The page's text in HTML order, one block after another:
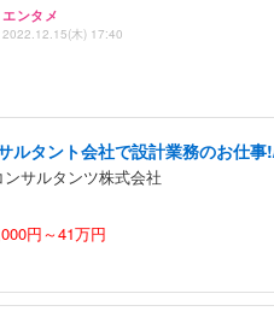
エンタメ
2022.12.15(木) 17:40
ルタント会社で設計業務のお仕
サルタンツ株式会社
円～41万円